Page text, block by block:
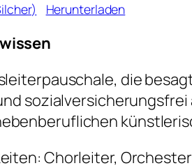
Herunterladen
die
Chorleiter,